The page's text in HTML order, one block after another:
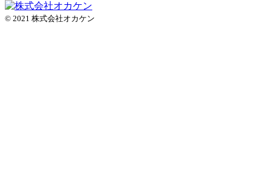
© 2021 株式会社オカケン